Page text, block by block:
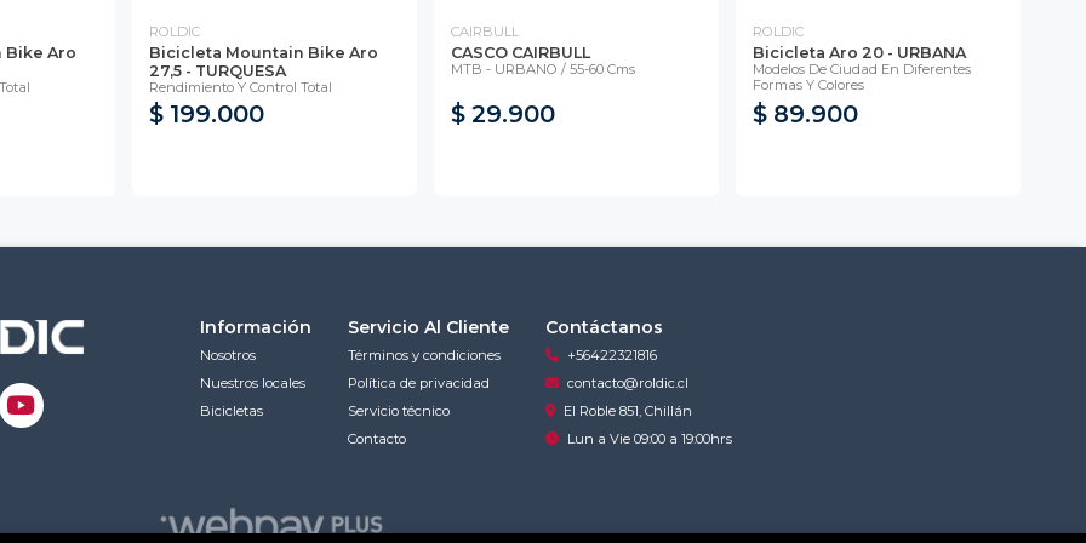
Bike Aro
ROLDIC
Bicicleta Mountain Bike Aro
27,5 - TURQUESA
Rendimiento Y Control Total
$ 199.000
CAIRBULL
CASCO CAIRBULL
MTB - URBANO / 55-60 Cms
$ 29.900
ROLDIC
Bicicleta Aro 20 - URBANA
Modelos De Ciudad En Diferentes
Formas Y Colores
$ 89.900
Información
Nosotros
Nuestros locales
Bicicletas
Servicio Al Cliente
Términos y condiciones
Política de privacidad
Servicio técnico
Contacto
Contáctanos
+56422321816
contacto@roldic.cl
El Roble 851, Chillán
Lun a Vie 09:00 a 19:00hrs